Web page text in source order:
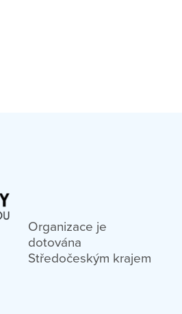
Organizace je
dotována
Středočeským krajem